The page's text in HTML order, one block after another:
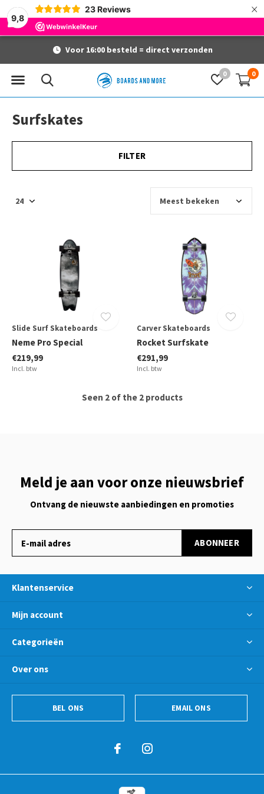
9,8
23 Reviews ×
0 0
Voor 16:00 besteld = direct verzonden
Surfskates
FILTER
Slide Surf Skateboards
Neme Pro Special
€219,99
Incl. btw
Carver Skateboards
Rocket Surfskate
€291,99
Incl. btw
Seen 2 of the 2 products
Meld je aan voor onze nieuwsbrief
Ontvang de nieuwste aanbiedingen en promoties
ABONNEER
Klantenservice
Mijn account
Categorieën
Over ons
BEL ONS EMAIL ONS